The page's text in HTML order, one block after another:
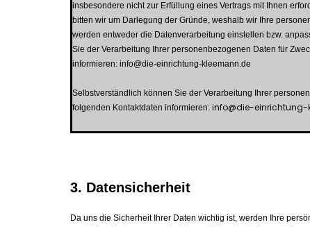
insbesondere nicht zur Erfüllung eines Vertrags mit Ihnen
bitten wir um Darlegung der Gründe, weshalb wir Ihre
werden entweder die Datenverarbeitung einstellen bzw.
Sie der Verarbeitung Ihrer personenbezogenen Daten für
informieren: info@die-einrichtung-kleemann.de
Selbstverständlich können Sie der Verarbeitung Ihrer
folgenden Kontaktdaten informieren: info@die-einrichtung-
3. Datensicherheit
Da uns die Sicherheit Ihrer Daten wichtig ist, werden Ihre